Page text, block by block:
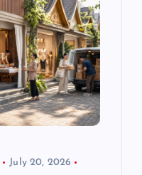
July 20, 2026